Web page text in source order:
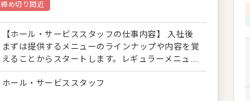
締め切り間近
【ホール・サービススタッフの仕事内容】 入社後
まずは提供するメニューのラインナップや内容を覚
えることからスタートします。レギュラーメニュー
のほかに、季節の旬を使った限定メニューを提供す
ることもありますので、お客さまに説明できるよう
ホール・サービススタッフ